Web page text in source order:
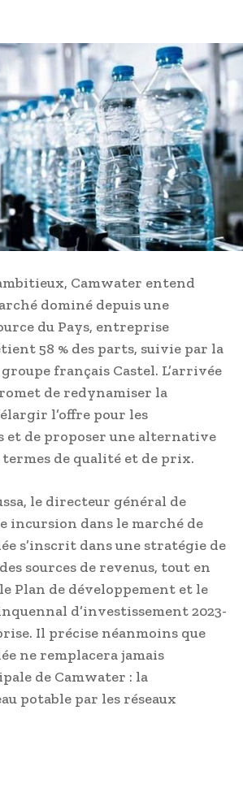
Camwater entend
dominé depuis une
du Pays, entreprise
58 % des parts, suivie par la
français Castel. L’arrivée
de redynamiser la
l’offre pour les
et de proposer une alternative
de qualité et de prix.
le directeur général de
incursion dans le marché de
s’inscrit dans une stratégie de
sources de revenus, tout en
Plan de développement et le
d’investissement 2023-
Il précise néanmoins que
ne remplacera jamais
de Camwater : la
potable par les réseaux